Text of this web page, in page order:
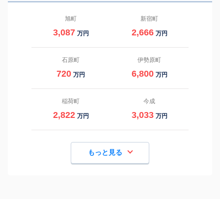
旭町
3,087 万円
新宿町
2,666 万円
石原町
720 万円
伊勢原町
6,800 万円
稲荷町
2,822 万円
今成
3,033 万円
もっと見る